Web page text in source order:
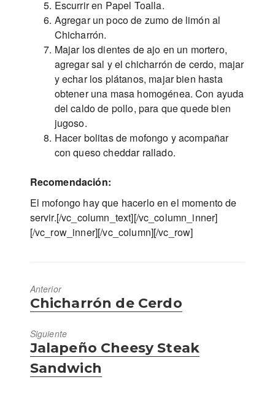
Escurrir en Papel Toalla.
Agregar un poco de zumo de limón al
Chicharrón.
Majar los dientes de ajo en un mortero,
agregar sal y el chicharrón de cerdo, majar
y echar los plátanos, majar bien hasta
obtener una masa homogénea. Con ayuda
del caldo de pollo, para que quede bien
jugoso.
Hacer bolitas de mofongo y acompañar
con queso cheddar rallado.
Recomendación:
El mofongo hay que hacerlo en el momento de
servir.[/vc_column_text][/vc_column_inner]
[/vc_row_inner][/vc_column][/vc_row]
Anterior
Entrada
anterior:
Chicharrón de Cerdo
Siguiente
Entrada
siguiente:
Jalapeño Cheesy Steak
Sandwich